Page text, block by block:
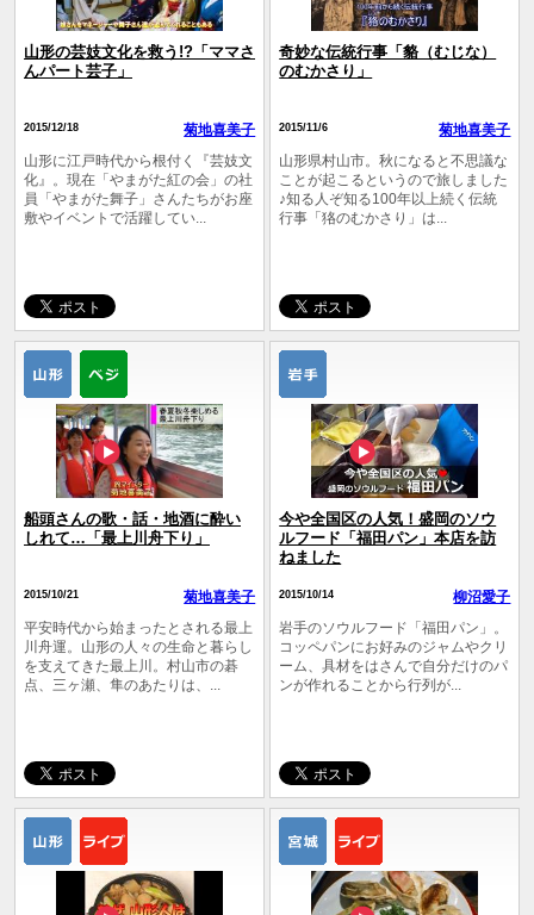
山形の芸妓文化を救う!?「ママさ
んパート芸子」
2015/12/18
菊地喜美子
山形に江戸時代から根付く『芸妓文
化』。現在「やまがた紅の会」の社
員「やまがた舞子」さんたちがお座
敷やイベントで活躍してい...
奇妙な伝統行事「貉（むじな）
のむかさり」
2015/11/6
菊地喜美子
山形県村山市。秋になると不思議な
ことが起こるというので旅しました
♪知る人ぞ知る100年以上続く伝統
行事「狢のむかさり」は...
船頭さんの歌・話・地酒に酔い
しれて…「最上川舟下り」
2015/10/21
菊地喜美子
平安時代から始まったとされる最上
川舟運。山形の人々の生命と暮らし
を支えてきた最上川。村山市の碁
点、三ヶ瀬、隼のあたりは、...
今や全国区の人気！盛岡のソウ
ルフード「福田パン」本店を訪
ねました
2015/10/14
柳沼愛子
岩手のソウルフード「福田パン」。
コッペパンにお好みのジャムやクリ
ーム、具材をはさんで自分だけのパ
ンが作れることから行列が...